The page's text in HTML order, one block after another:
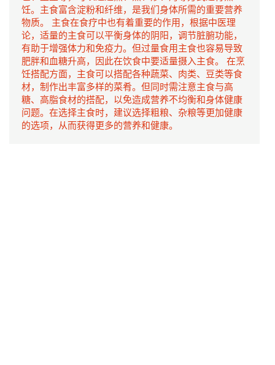
饪。主食富含淀粉和纤维，是我们身体所需的重要营养
物质。 主食在食疗中也有着重要的作用，根据中医理
论，适量的主食可以平衡身体的阴阳，调节脏腑功能，
有助于增强体力和免疫力。但过量食用主食也容易导致
肥胖和血糖升高，因此在饮食中要适量摄入主食。 在烹
饪搭配方面，主食可以搭配各种蔬菜、肉类、豆类等食
材，制作出丰富多样的菜肴。但同时需注意主食与高
糖、高脂食材的搭配，以免造成营养不均衡和身体健康
问题。在选择主食时，建议选择粗粮、杂粮等更加健康
的选项，从而获得更多的营养和健康。